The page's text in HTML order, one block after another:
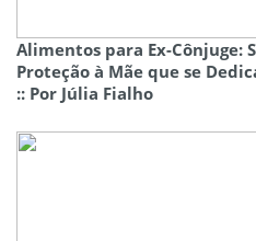
Alimentos para Ex-Cônjuge:
Proteção à Mãe que se
:: Por Júlia Fialho